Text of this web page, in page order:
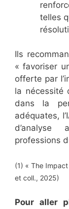
telles
Ils
« favoriser
offerte par
la nécessité
dans la
adéquates,
d’analyse
professions
(1) « The
et coll., 2025)
Pour aller